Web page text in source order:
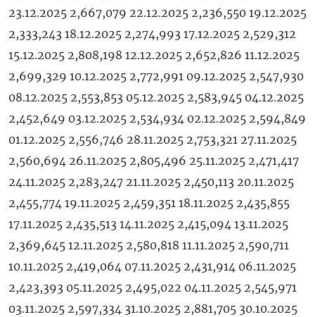
23.12.2025 2,667,079 22.12.2025 2,236,550 19.12.2025
2,333,243 18.12.2025 2,274,993 17.12.2025 2,529,312
15.12.2025 2,808,198 12.12.2025 2,652,826 11.12.2025
2,699,329 10.12.2025 2,772,991 09.12.2025 2,547,930
08.12.2025 2,553,853 05.12.2025 2,583,945 04.12.2025
2,452,649 03.12.2025 2,534,934 02.12.2025 2,594,849
01.12.2025 2,556,746 28.11.2025 2,753,321 27.11.2025
2,560,694 26.11.2025 2,805,496 25.11.2025 2,471,417
24.11.2025 2,283,247 21.11.2025 2,450,113 20.11.2025
2,455,774 19.11.2025 2,459,351 18.11.2025 2,435,855
17.11.2025 2,435,513 14.11.2025 2,415,094 13.11.2025
2,369,645 12.11.2025 2,580,818 11.11.2025 2,590,711
10.11.2025 2,419,064 07.11.2025 2,431,914 06.11.2025
2,423,393 05.11.2025 2,495,022 04.11.2025 2,545,971
03.11.2025 2,597,334 31.10.2025 2,881,705 30.10.2025